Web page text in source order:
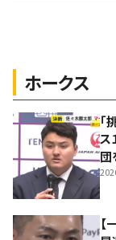
ホークス
「
ス
団